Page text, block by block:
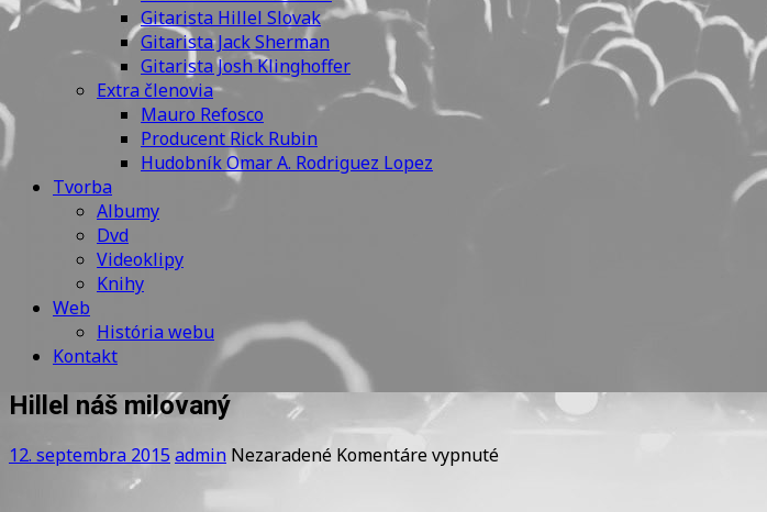
Gitarista Hillel Slovak
Gitarista Jack Sherman
Gitarista Josh Klinghoffer
Extra členovia
Mauro Refosco
Producent Rick Rubin
Hudobník Omar A. Rodriguez Lopez
Tvorba
Albumy
Dvd
Videoklipy
Knihy
Web
História webu
Kontakt
Hillel náš milovaný
12. septembra 2015 admin Nezaradené Komentáre vypnuténa